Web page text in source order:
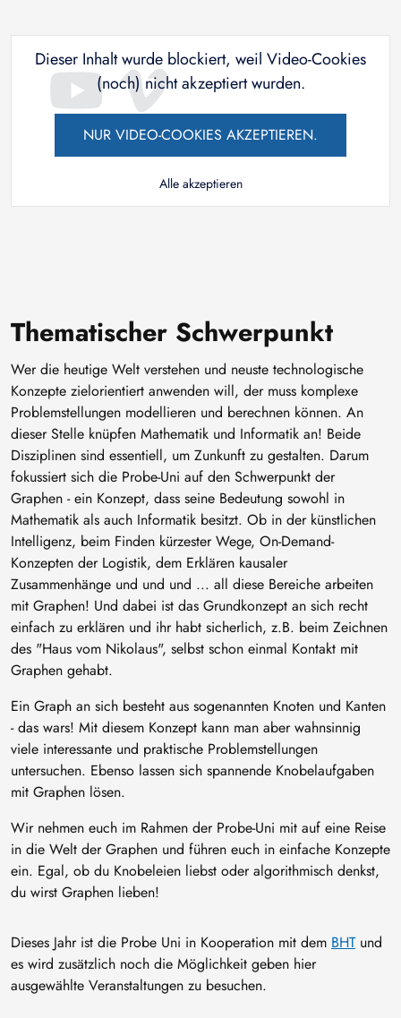
Dieser Inhalt wurde blockiert, weil Video-Cookies
(noch) nicht akzeptiert wurden.
NUR VIDEO-COOKIES AKZEPTIEREN.
Alle akzeptieren
Thematischer Schwerpunkt
Wer die heutige Welt verstehen und neuste technologische
Konzepte zielorientiert anwenden will, der muss komplexe
Problemstellungen modellieren und berechnen können. An
dieser Stelle knüpfen Mathematik und Informatik an! Beide
Disziplinen sind essentiell, um Zunkunft zu gestalten. Darum
fokussiert sich die Probe-Uni auf den Schwerpunkt der
Graphen - ein Konzept, dass seine Bedeutung sowohl in
Mathematik als auch Informatik besitzt. Ob in der künstlichen
Intelligenz, beim Finden kürzester Wege, On-Demand-
Konzepten der Logistik, dem Erklären kausaler
Zusammenhänge und und und ... all diese Bereiche arbeiten
mit Graphen! Und dabei ist das Grundkonzept an sich recht
einfach zu erklären und ihr habt sicherlich, z.B. beim Zeichnen
des "Haus vom Nikolaus", selbst schon einmal Kontakt mit
Graphen gehabt.
Ein Graph an sich besteht aus sogenannten Knoten und Kanten
- das wars! Mit diesem Konzept kann man aber wahnsinnig
viele interessante und praktische Problemstellungen
untersuchen. Ebenso lassen sich spannende Knobelaufgaben
mit Graphen lösen.
Wir nehmen euch im Rahmen der Probe-Uni mit auf eine Reise
in die Welt der Graphen und führen euch in einfache Konzepte
ein. Egal, ob du Knobeleien liebst oder algorithmisch denkst,
du wirst Graphen lieben!
Dieses Jahr ist die Probe Uni in Kooperation mit dem BHTund
es wird zusätzlich noch die Möglichkeit geben hier
ausgewählte Veranstaltungen zu besuchen.